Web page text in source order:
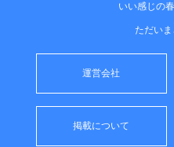
いい感じの
ただいま
運営会社
掲載について